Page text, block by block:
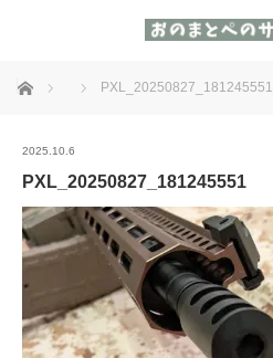
ホーム PXL_20250827_181245551
2025.10.6
PXL_20250827_181245551